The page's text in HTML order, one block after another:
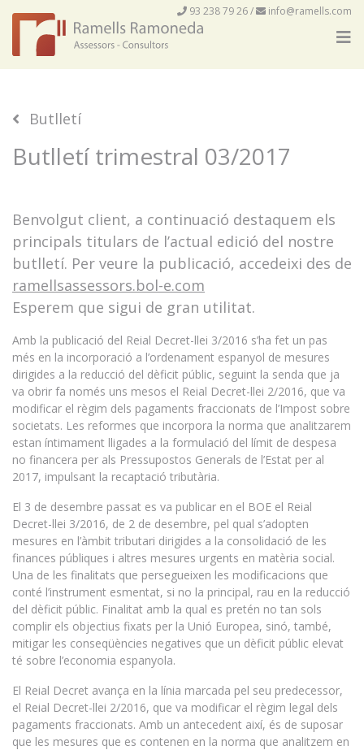
93 238 79 26/ info@ramells.com
Butlletí
Butlletí trimestral 03/2017
Benvolgut client, a continuació destaquem els
principals titulars de l’actual edició del nostre
butlletí. Per veure la publicació, accedeixi des de
ramellsassessors.bol-e.com
Esperem que sigui de gran utilitat.
Amb la publicació del Reial Decret-llei 3/2016 s’ha fet un pas
més en la incorporació a l’ordenament espanyol de mesures
dirigides a la reducció del dèficit públic, seguint la senda que ja
va obrir fa només uns mesos el Reial Decret-llei 2/2016, que va
modificar el règim dels pagaments fraccionats de l’Impost sobre
societats. Les reformes que incorpora la norma que analitzarem
estan íntimament lligades a la formulació del límit de despesa
no financera per als Pressupostos Generals de l’Estat per al
2017, impulsant la recaptació tributària.
El 3 de desembre passat es va publicar en el BOE el Reial
Decret-llei 3/2016, de 2 de desembre, pel qual s’adopten
mesures en l’àmbit tributari dirigides a la consolidació de les
finances públiques i altres mesures urgents en matèria social.
Una de les finalitats que persegueixen les modificacions que
conté l’instrument esmentat, si no la principal, rau en la reducció
del dèficit públic. Finalitat amb la qual es pretén no tan sols
complir els objectius fixats per la Unió Europea, sinó, també,
mitigar les conseqüències negatives que un dèficit públic elevat
té sobre l’economia espanyola.
El Reial Decret avança en la línia marcada pel seu predecessor,
el Reial Decret-llei 2/2016, que va modificar el règim legal dels
pagaments fraccionats. Amb un antecedent així, és de suposar
que les mesures que es contenen en la norma que analitzem en